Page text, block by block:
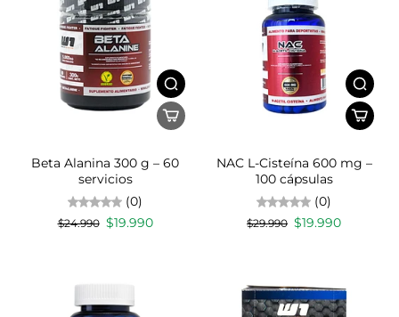
Beta Alanina 300 g – 60
servicios
(0)
$24.990 $19.990
NAC L-Cisteína 600 mg –
100 cápsulas
(0)
$29.990 $19.990